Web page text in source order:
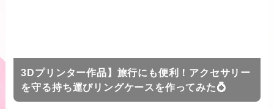
3Dプリンター作品】旅行にも便利！アクセサリー
を守る持ち運びリングケースを作ってみた💍